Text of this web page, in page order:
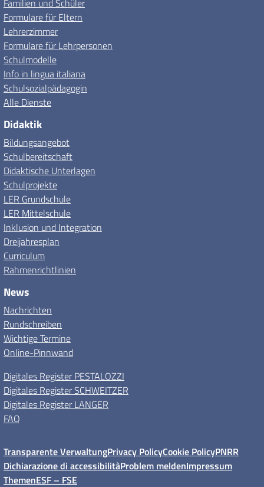
Familien und Schüler
Formulare für Eltern
Lehrerzimmer
Formulare für Lehrpersonen
Schulmodelle
Info in lingua italiana
Schulsozialpädagogin
Alle Dienste
Didaktik
Bildungsangebot
Schulbereitschaft
Didaktische Unterlagen
Schulprojekte
LER Grundschule
LER Mittelschule
Inklusion und Integration
Dreijahresplan
Curriculum
Rahmenrichtlinien
News
Nachrichten
Rundschreiben
Wichtige Termine
Online-Pinnwand
Digitales Register PESTALOZZI
Digitales Register SCHWEITZER
Digitales Register LANGER
FAQ
Transparente VerwaltungPrivacy PolicyCookie PolicyPNRR
Dichiarazione di accessibilitàProblem meldenImpressum
ThemenESF – FSE